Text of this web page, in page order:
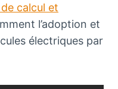
calcul et
l’adoption et
électriques par